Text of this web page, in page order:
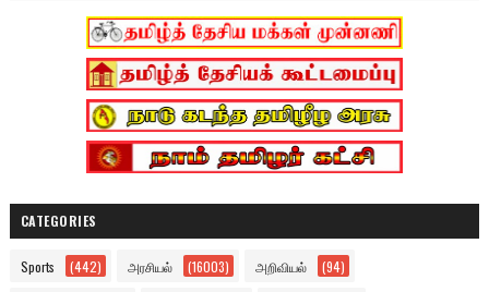
CATEGORIES
Sports (442) அரசியல் (16003) அறிவியல் (94)